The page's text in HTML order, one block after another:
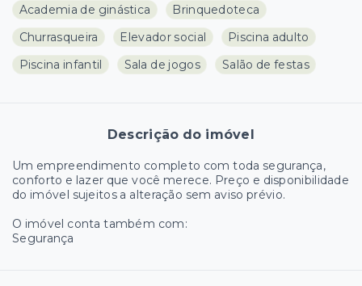
Academia de ginástica
Brinquedoteca
Churrasqueira
Elevador social
Piscina adulto
Piscina infantil
Sala de jogos Salão de festas
Descrição do imóvel
Um empreendimento completo com toda segurança,
conforto e lazer que você merece. Preço e disponibilidade
do imóvel sujeitos a alteração sem aviso prévio.
O imóvel conta também com:
Segurança